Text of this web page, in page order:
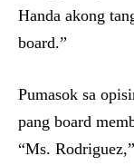
Handa akong
board.”
Pumasok sa
pang board
“Ms.